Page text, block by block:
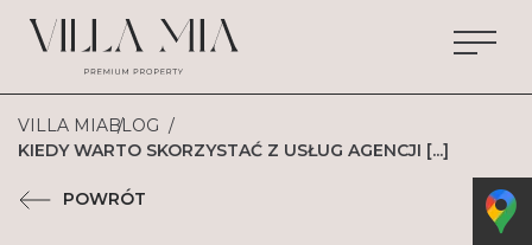
VILLA MIABLOG
KIEDY WARTO SKORZYSTAĆ Z USŁUG AGENCJI [...]
POWRÓT